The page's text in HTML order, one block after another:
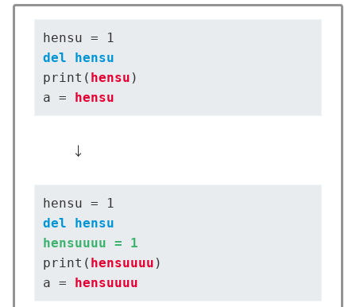
del hensu
print( hensu )
a =
hensu
↓
del hensu
hensuuuu = 1
print( hensuuuu )
a = hensuuuu